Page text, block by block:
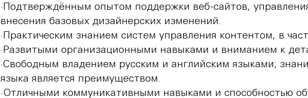
·Подтверждённым опытом поддержки веб-сайтов,
внесения базовых дизайнерских изменений.
·Практическим знанием систем управления контентом, в
·Развитыми организационными навыками и вниманием к
·Свободным владением русским и английским языками;
языка является преимуществом.
·Отличными коммуникативными навыками и способностью